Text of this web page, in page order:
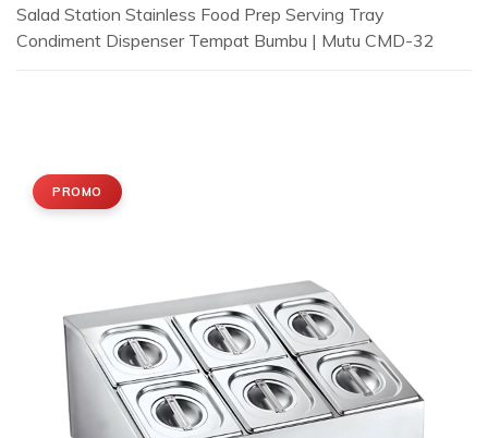
Salad Station Stainless Food Prep Serving Tray
Condiment Dispenser Tempat Bumbu | Mutu CMD-32
PROMO